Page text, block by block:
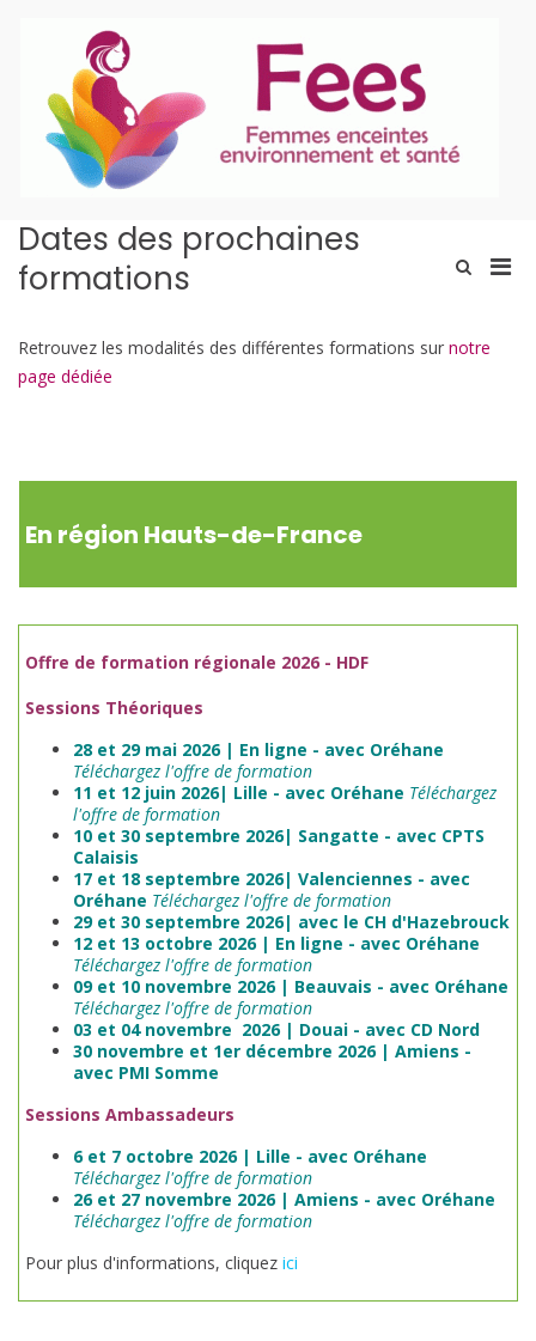
Afficher
recherche
Dates des prochaines
formations
Retrouvez les modalités des différentes formations sur notre
page dédiée
En région Hauts-de-France
Offre de formation régionale 2026 - HDF
Sessions Théoriques
28 et 29 mai 2026 | En ligne - avec Oréhane
Téléchargez l'offre de formation
11 et 12 juin 2026| Lille - avec Oréhane Téléchargez
l'offre de formation
10 et 30 septembre 2026| Sangatte - avec CPTS
Calaisis
17 et 18 septembre 2026| Valenciennes - avec
Oréhane Téléchargez l'offre de formation
29 et 30 septembre 2026| avec le CH d'Hazebrouck
12 et 13 octobre 2026 | En ligne - avec Oréhane
Téléchargez l'offre de formation
09 et 10 novembre 2026 | Beauvais - avec Oréhane
Téléchargez l'offre de formation
03 et 04 novembre 2026 | Douai - avec CD Nord
30 novembre et 1er décembre 2026 | Amiens -
avec PMI Somme
Sessions Ambassadeurs
6 et 7 octobre 2026 | Lille - avec Oréhane
Téléchargez l'offre de formation
26 et 27 novembre 2026 | Amiens - avec Oréhane
Téléchargez l'offre de formation
Pour plus d'informations, cliquez ici